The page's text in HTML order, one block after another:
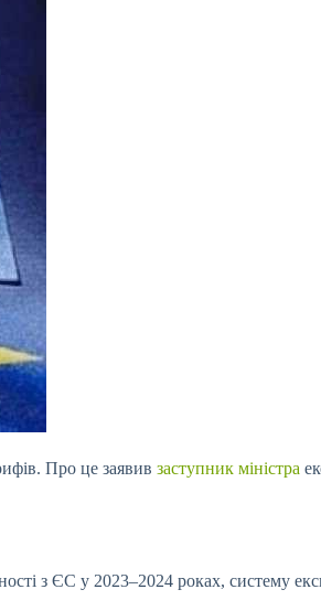
Про це заявив заступник міністра
з ЄС у 2023–2024 роках, систему